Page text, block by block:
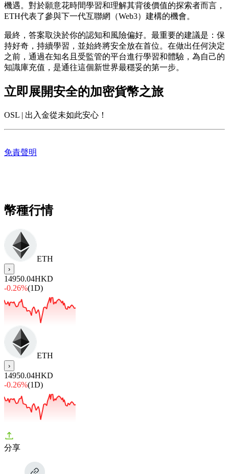
機遇。對於願意花時間學習和理解其背後價值的探索者而言，
ETH代表了參與下一代互聯網（Web3）建構的機會。
最終，答案取決於你的認知和風險偏好。最重要的建議是：保
持好奇，持續學習，並始終將安全放在首位。在做出任何決定
之前，通過在知名且受監管的平台進行學習和體驗，為自己的
知識庫充值，是通往這個新世界最穩妥的第一步。
立即展開安全的加密貨幣之旅
OSL | 出入金從未如此安心！
免責聲明
幣種行情
ETH
›
14950.04HKD
-0.26%(1D)
ETH
›
14950.04HKD
-0.26%(1D)
分享